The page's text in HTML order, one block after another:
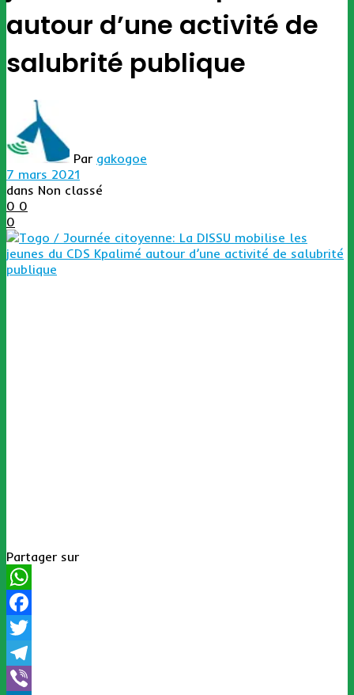
autour d’une activité de
salubrité publique
Par gakogoe
7 mars 2021
dans Non classé
0 0
0
Partager sur
WhatsApp
Facebook
Twitter
Telegram